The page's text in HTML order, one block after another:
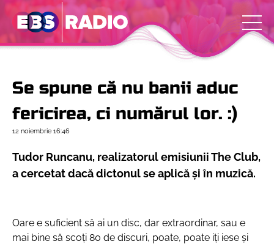
Se spune că nu banii aduc
fericirea, ci numărul lor. :)
12 noiembrie 16:46
Tudor Runcanu, realizatorul emisiunii The Club,
a cercetat dacă dictonul se aplică și în muzică.
Oare e suficient să ai un disc, dar extraordinar, sau e
mai bine să scoți 80 de discuri, poate, poate iți iese și